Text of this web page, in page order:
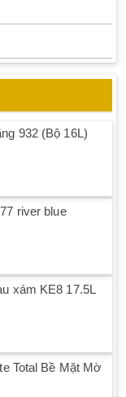
932 (Bộ 16L)
river blue
xám KE8 17.5L
Total Bề Mặt Mờ